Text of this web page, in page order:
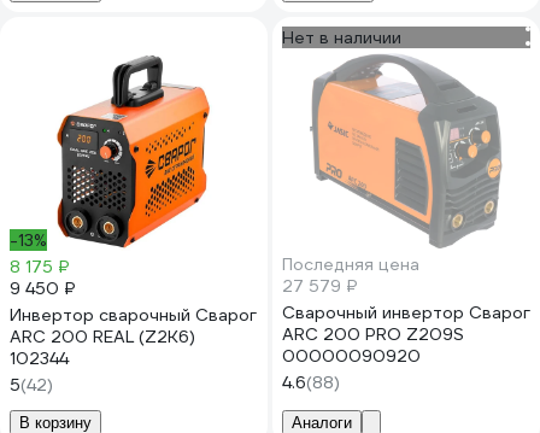
-13%
8 175 ₽
9 450 ₽
Инвертор сварочный Сварог
ARC 200 REAL (Z2K6)
102344
5(42)
В корзину
Нет в наличии
Последняя цена
27 579 ₽
Сварочный инвертор Сварог
ARC 200 PRO Z209S
00000090920
4.6(88)
Аналоги